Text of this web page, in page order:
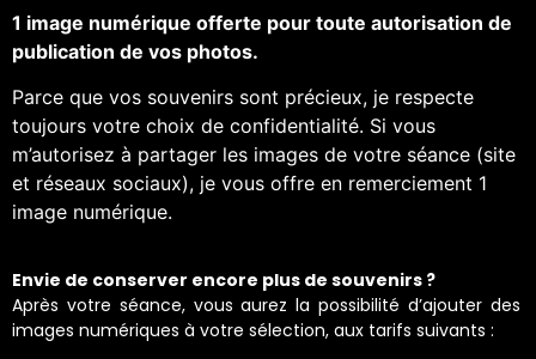
1 image numérique offerte pour toute autorisation de
publication de vos photos.
Parce que vos souvenirs sont précieux, je respecte
toujours votre choix de confidentialité. Si vous
m’autorisez à partager les images de votre séance (site
et réseaux sociaux), je vous offre en remerciement 1
image numérique.
Envie de conserver encore plus de souvenirs ?
Après votre séance, vous aurez la possibilité d’ajouter des
images numériques à votre sélection, aux tarifs suivants :